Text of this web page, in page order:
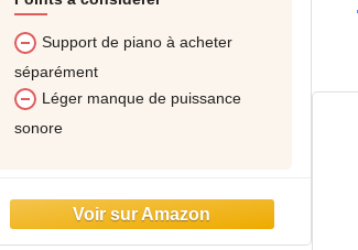
Support de piano à acheter
séparément
Léger manque de puissance
sonore